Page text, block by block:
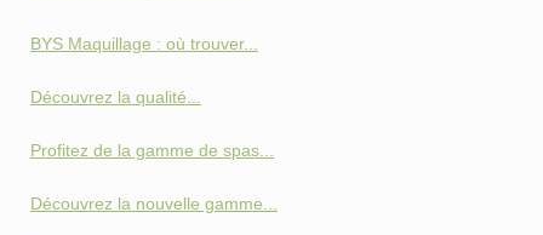
BYS Maquillage : où trouver...
Découvrez la qualité...
Profitez de la gamme de spas...
Découvrez la nouvelle gamme...